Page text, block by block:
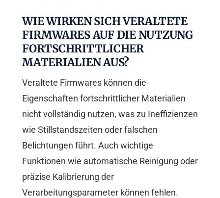
WIE WIRKEN SICH VERALTETE
FIRMWARES AUF DIE NUTZUNG
FORTSCHRITTLICHER
MATERIALIEN AUS?
Veraltete Firmwares können die
Eigenschaften fortschrittlicher Materialien
nicht vollständig nutzen, was zu Ineffizienzen
wie Stillstandszeiten oder falschen
Belichtungen führt. Auch wichtige
Funktionen wie automatische Reinigung oder
präzise Kalibrierung der
Verarbeitungsparameter können fehlen.